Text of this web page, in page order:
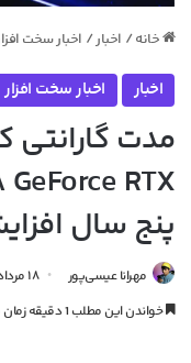
خانه / اخبار / اخبار سخت
اخبار اخبار سخت افزار
مدت گارانتی
پنج سال
مهرانا عیسی‌پور ۱۸ مرداد ۱۴۰۲
خواندن این مطلب 1 دقیقه زمان میبرد